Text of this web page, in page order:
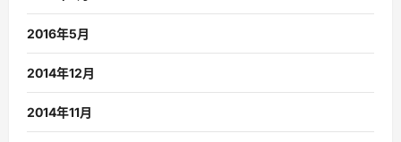
2016年5月
2014年12月
2014年11月